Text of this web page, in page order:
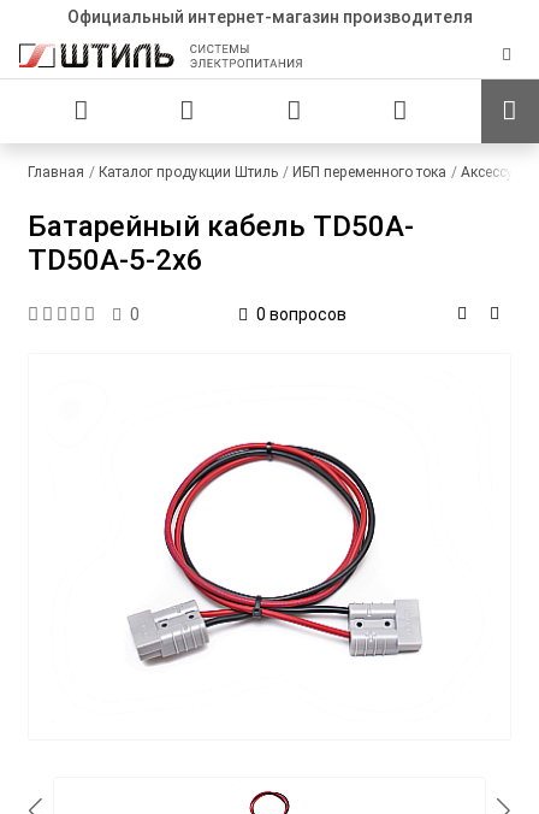
Официальный интернет-магазин производителя
Главная Каталог продукции Штиль ИБП переменного тока
Батарейный кабель TD50A-
TD50A-5-2x6
0 0 вопросов